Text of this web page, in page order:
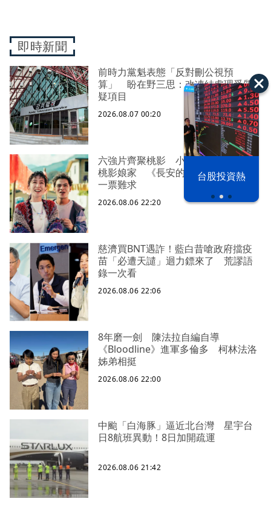
以色列 穹頂
台股投資熱
即時新聞
前時力黨魁表態「反對刪公視預
算」 盼在野三思：改凍結處理受質
疑項目
2026.08.07 00:20
六強片齊聚桃影 小薰《祖先鬼》回
桃影娘家 《長安的荔枝》桃影加映
一票難求
2026.08.06 22:20
慈濟買BNT遇詐！藍白昔嗆政府擋疫
苗「必遭天譴」迴力鏢來了 荒謬語
錄一次看
2026.08.06 22:06
8年磨一劍 陳法拉自編自導
《Bloodline》進軍多倫多 柯林法洛
姊弟相挺
2026.08.06 22:00
中颱「白海豚」逼近北台灣 星宇台
日8航班異動！8日加開疏運
2026.08.06 21:42